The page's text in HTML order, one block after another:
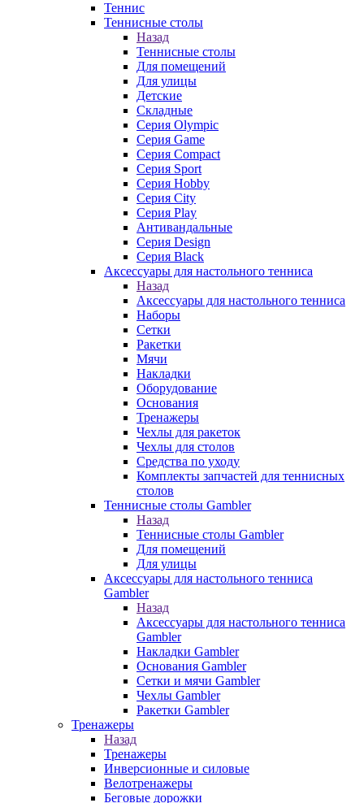
Теннис
Теннисные столы
Назад
Теннисные столы
Для помещений
Для улицы
Детские
Складные
Серия Olympic
Серия Game
Серия Compact
Серия Sport
Серия Hobby
Серия City
Серия Play
Антивандальные
Серия Design
Серия Black
Аксессуары для настольного тенниса
Назад
Аксессуары для настольного тенниса
Наборы
Сетки
Ракетки
Мячи
Накладки
Оборудование
Основания
Тренажеры
Чехлы для ракеток
Чехлы для столов
Средства по уходу
Комплекты запчастей для теннисных
столов
Теннисные столы Gambler
Назад
Теннисные столы Gambler
Для помещений
Для улицы
Аксессуары для настольного тенниса
Gambler
Назад
Аксессуары для настольного тенниса
Gambler
Накладки Gambler
Основания Gambler
Сетки и мячи Gambler
Чехлы Gambler
Ракетки Gambler
Тренажеры
Назад
Тренажеры
Инверсионные и силовые
Велотренажеры
Беговые дорожки